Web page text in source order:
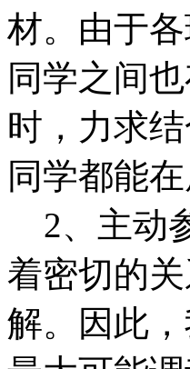
材。由于
同学之间
时，力求
同学都能
2、主动
着密切的
解。因此